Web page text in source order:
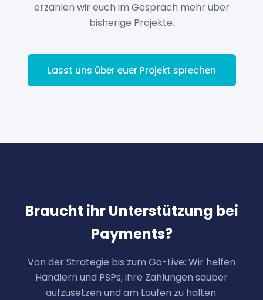
erzählen wir euch im Gespräch mehr über
bisherige Projekte.
Lasst uns über euer Projekt sprechen
Braucht ihr Unterstützung bei
Payments?
Von der Strategie bis zum Go-Live: Wir helfen
Händlern und PSPs, ihre Zahlungen sauber
aufzusetzen und am Laufen zu halten.